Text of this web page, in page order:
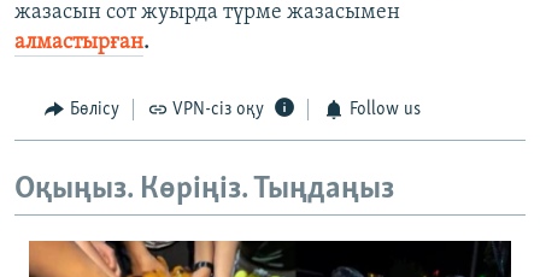
жазасын сот жуырда түрме жазасымен
алмастырған.
Бөлісу VPN-сіз оқу Follow us
Оқыңыз. Көріңіз. Тыңдаңыз